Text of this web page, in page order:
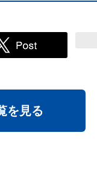
を見る